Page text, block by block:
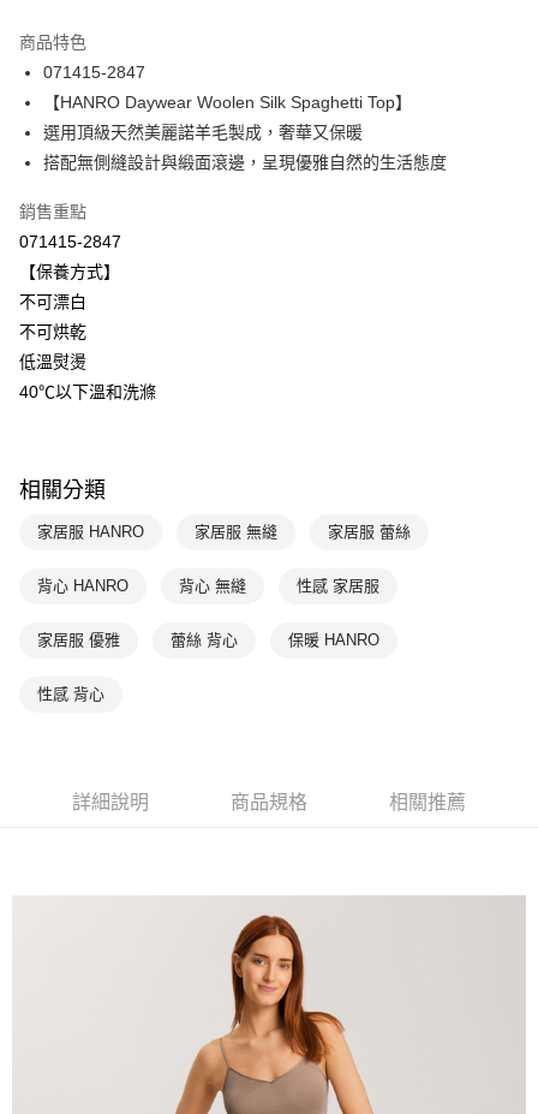
合作金庫商業銀行
華南商業銀行
上海商業儲蓄銀行
台北富邦商業銀行
國泰世華商業銀行
兆豐國際商業銀行
臺灣中小企業銀行
台中商業銀行
聯邦商業銀行
台新國際商業銀行
台灣樂天信用卡公司
Apple Pay
悠遊付
ATM付款
運送方式
付款後全家取貨$888免運-以PackAge+配客嘉循環箱包裝寄出
每筆NT$90，滿NT$888(含以上)免運費
付款後7-11取貨
每筆NT$90，滿NT$1,000(含以上)免運費
商品特色
071415-2847
【HANRO Daywear Woolen Silk Spaghetti Top】
選用頂級天然美麗諾羊毛製成，奢華又保暖
搭配無側縫設計與緞面滾邊，呈現優雅自然的生活態度
銷售重點
071415-2847
【保養方式】
不可漂白
不可烘乾
低溫熨燙
40℃以下溫和洗滌
相關分類
家居服 HANRO 家居服 無縫 家居服 蕾絲
背心 HANRO 背心 無縫 性感 家居服
家居服 優雅 蕾絲 背心 保暖 HANRO
性感 背心
詳細說明 商品規格 相關推薦